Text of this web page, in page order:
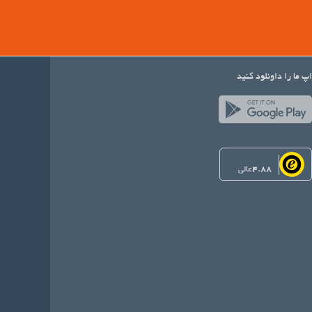
اپ ما را داونلود کنید
4.88عالی